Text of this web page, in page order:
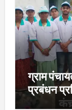
ग्राम
प्रबंधन